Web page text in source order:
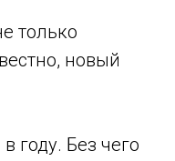
только
новый
году. Без чего